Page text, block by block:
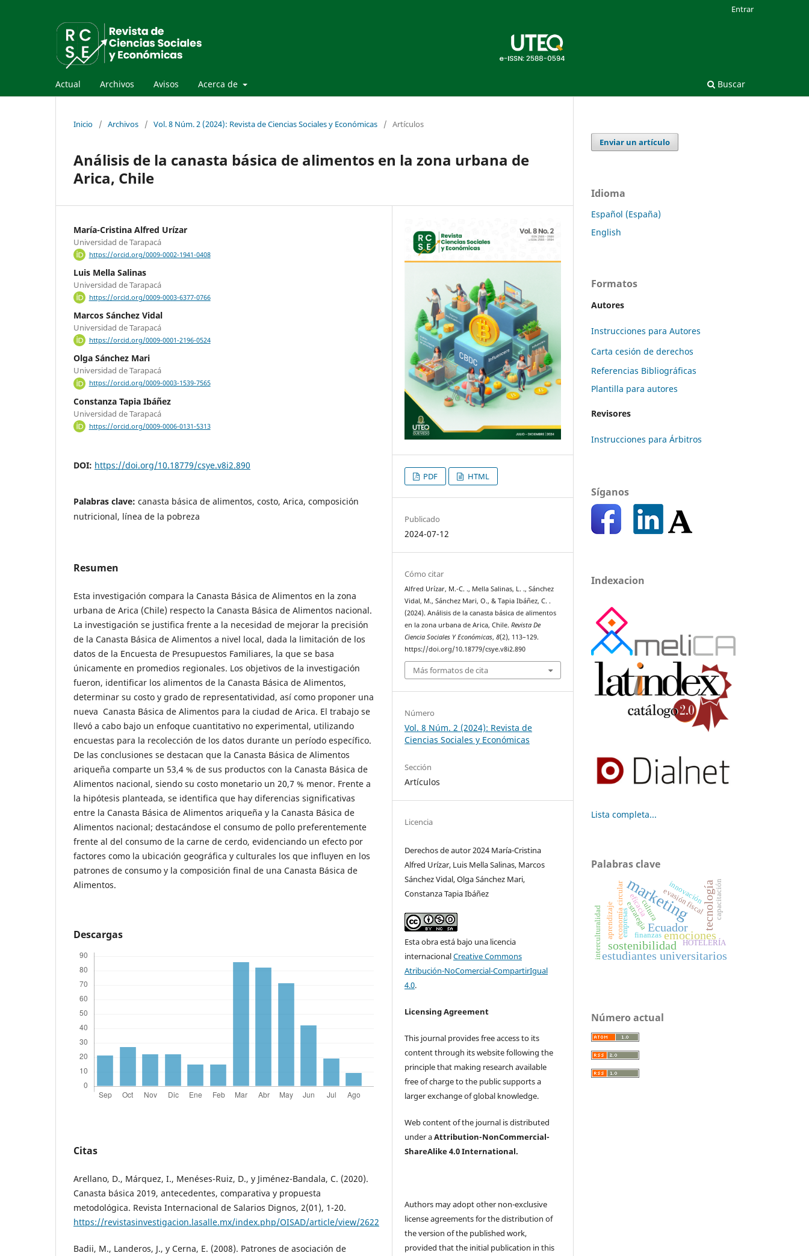
Actual Archivos Avisos Acerca de Buscar
Entrar
Inicio / Archivos / Vol. 8 Núm. 2 (2024): Revista de Ciencias Sociales y Económicas / Artículos
Análisis de la canasta básica de alimentos en la zona urbana de
Arica, Chile
María-Cristina Alfred Urízar
Universidad de Tarapacá
https://orcid.org/0009-0002-1941-0408
Luis Mella Salinas
Universidad de Tarapacá
https://orcid.org/0009-0003-6377-0766
Marcos Sánchez Vidal
Universidad de Tarapacá
https://orcid.org/0009-0001-2196-0524
Olga Sánchez Mari
Universidad de Tarapacá
https://orcid.org/0009-0003-1539-7565
Constanza Tapia Ibáñez
Universidad de Tarapacá
https://orcid.org/0009-0006-0131-5313
DOI: https://doi.org/10.18779/csye.v8i2.890
Palabras clave: canasta básica de alimentos, costo, Arica, composición
nutricional, línea de la pobreza
Resumen
Esta investigación compara la Canasta Básica de Alimentos en la zona
urbana de Arica (Chile) respecto la Canasta Básica de Alimentos nacional.
La investigación se justifica frente a la necesidad de mejorar la precisión
de la Canasta Básica de Alimentos a nivel local, dada la limitación de los
datos de la Encuesta de Presupuestos Familiares, la que se basa
únicamente en promedios regionales. Los objetivos de la investigación
fueron, identificar los alimentos de la Canasta Básica de Alimentos,
determinar su costo y grado de representatividad, así como proponer una
nueva Canasta Básica de Alimentos para la ciudad de Arica. El trabajo se
llevó a cabo bajo un enfoque cuantitativo no experimental, utilizando
encuestas para la recolección de los datos durante un período específico.
De las conclusiones se destacan que la Canasta Básica de Alimentos
ariqueña comparte un 53,4 % de sus productos con la Canasta Básica de
Alimentos nacional, siendo su costo monetario un 20,7 % menor. Frente a
la hipótesis planteada, se identifica que hay diferencias significativas
entre la Canasta Básica de Alimentos ariqueña y la Canasta Básica de
Alimentos nacional; destacándose el consumo de pollo preferentemente
frente al del consumo de la carne de cerdo, evidenciando un efecto por
factores como la ubicación geográfica y culturales los que influyen en los
patrones de consumo y la composición final de una Canasta Básica de
Alimentos.
Descargas
Citas
Arellano, D., Márquez, I., Menéses-Ruiz, D., y Jiménez-Bandala, C. (2020).
Canasta básica 2019, antecedentes, comparativa y propuesta
metodológica. Revista Internacional de Salarios Dignos, 2(01), 1-20.
https://revistasinvestigacion.lasalle.mx/index.php/OISAD/article/view/2622
Badii, M., Landeros, J., y Cerna, E. (2008). Patrones de asociación de
PDF HTML
Publicado
2024-07-12
Cómo citar
Alfred Urízar, M.-C. ., Mella Salinas, L. ., Sánchez
Vidal, M., Sánchez Mari, O., & Tapia Ibáñez, C. .
(2024). Análisis de la canasta básica de alimentos
en la zona urbana de Arica, Chile.Revista De
Ciencia Sociales Y Económicas,8(2), 113–129.
https://doi.org/10.18779/csye.v8i2.890
Más formatos de cita
Número
Vol. 8 Núm. 2 (2024): Revista de
Ciencias Sociales y Económicas
Sección
Artículos
Licencia
Derechos de autor 2024 María-Cristina
Alfred Urízar, Luis Mella Salinas, Marcos
Sánchez Vidal, Olga Sánchez Mari,
Constanza Tapia Ibáñez
Esta obra está bajo una licencia
internacionalCreative Commons
Atribución-NoComercial-CompartirIgual
4.0.
Licensing Agreement
This journal provides free access to its
content through its website following the
principle that making research available
free of charge to the public supports a
larger exchange of global knowledge.
Web content of the journal is distributed
under aAttribution-NonCommercial-
ShareAlike 4.0 International.
Authors may adopt other non-exclusive
license agreements for the distribution of
the version of the published work,
provided that the initial publication in this
Enviar un artículo
Idioma
Español (España)
English
Formatos
Autores
Instrucciones para Autores
Carta cesión de derechos
Referencias Bibliográficas
Plantilla para autores
Revisores
Instrucciones para Árbitros
Síganos
Indexacion
Lista completa...
Palabras clave
marketing
emociones
sostenibilidad
estudiantes universitarios
tecnología
Ecuador
culturaevasión fiscal capacitación
economía circularestrategia
innovación
interculturalidad HOTELERÍA
finanzas
eficacia
aprendizaje empresas
Número actual